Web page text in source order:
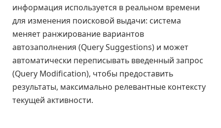
информация используется в реальном времени
для изменения поисковой выдачи: система
меняет ранжирование вариантов
автозаполнения (Query Suggestions) и может
автоматически переписывать введенный запрос
(Query Modification), чтобы предоставить
результаты, максимально релевантные контексту
текущей активности.